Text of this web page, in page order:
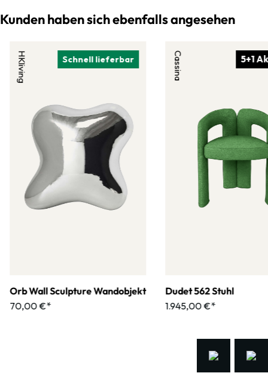
Kunden haben sich ebenfalls angesehen
Schnell lieferbar
HKliving
Orb Wall Sculpture Wandobjekt
70,00 €*
5+1
Cassina
Dudet 562 Stuhl
1.945,00 €*